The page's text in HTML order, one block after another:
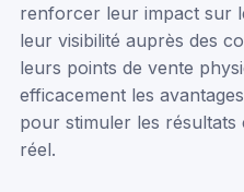
renforcer leur impact sur
leur visibilité auprès des
leurs points de vente
efficacement les
pour stimuler les résultats
réel.